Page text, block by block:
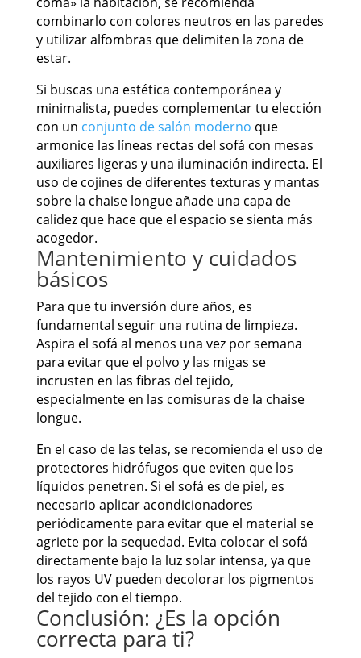
combinarlo con colores neutros en las paredes
y utilizar alfombras que delimiten la zona de
estar.
Si buscas una estética contemporánea y
minimalista, puedes complementar tu elección
con un conjunto de salón moderno que
armonice las líneas rectas del sofá con mesas
auxiliares ligeras y una iluminación indirecta. El
uso de cojines de diferentes texturas y mantas
sobre la chaise longue añade una capa de
calidez que hace que el espacio se sienta más
acogedor.
Mantenimiento y cuidados
básicos
Para que tu inversión dure años, es
fundamental seguir una rutina de limpieza.
Aspira el sofá al menos una vez por semana
para evitar que el polvo y las migas se
incrusten en las fibras del tejido,
especialmente en las comisuras de la chaise
longue.
En el caso de las telas, se recomienda el uso de
protectores hidrófugos que eviten que los
líquidos penetren. Si el sofá es de piel, es
necesario aplicar acondicionadores
periódicamente para evitar que el material se
agriete por la sequedad. Evita colocar el sofá
directamente bajo la luz solar intensa, ya que
los rayos UV pueden decolorar los pigmentos
del tejido con el tiempo.
Conclusión: ¿Es la opción
correcta para ti?